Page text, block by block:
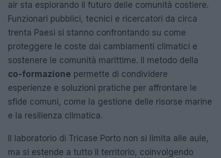
air sta esplorando il futuro delle comunità costiere.
Funzionari pubblici, tecnici e ricercatori da circa
trenta Paesi si stanno confrontando su come
proteggere le coste dai cambiamenti climatici e
sostenere le comunità marittime. Il metodo della
co-formazione permette di condividere
esperienze e soluzioni pratiche per affrontare le
sfide comuni, come la gestione delle risorse marine
e la resilienza climatica.
Il laboratorio di Tricase Porto non si limita alle aule,
ma si estende a tutto il territorio, coinvolgendo